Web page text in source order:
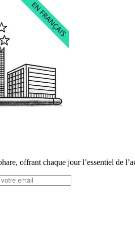
offrant chaque jour l’essentiel de